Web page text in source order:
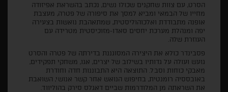
הסרט, עם צוות שחקנים שכולו נשים, נכתב בהשראת אפיזודה
מחייו של הבמאי ומביא למסך את סיפורה של פטרה, מעצבת
אופנה מתבודדת ואלכוהוליסטית, שמתאהבת נואשות בצעירה
יפה ומנהלת מערכת יחסים סאדו-מזוכיסטית מטרידה עם
העוזרת שלה.
פסבינדר כולא את היצירה המסוגננת בדירתה של פטרה והסרט
גועש ועולה על גדותיו בשילוב של יצרים, אגו, משחקי תפקידים,
מאבקי כוחות וסבל. התוצאה היא התבוננות חדה וחודרת
באובססיה רומנטית, בחיפוש הנואש אחר קשר אנושי, השואבת
את השראתה מן המלודרמות שביים דאגלס סירק בהוליווד.